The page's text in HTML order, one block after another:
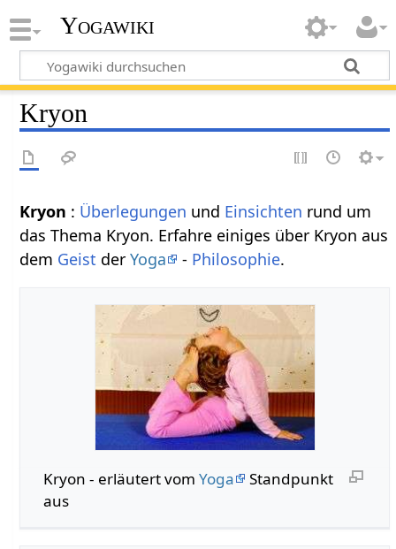
Yogawiki
Kryon
Kryon : Überlegungen und Einsichten rund um
das Thema Kryon. Erfahre einiges über Kryon aus
dem Geist derYoga - Philosophie.
Kryon - erläutert vom Yoga
Standpunkt
aus